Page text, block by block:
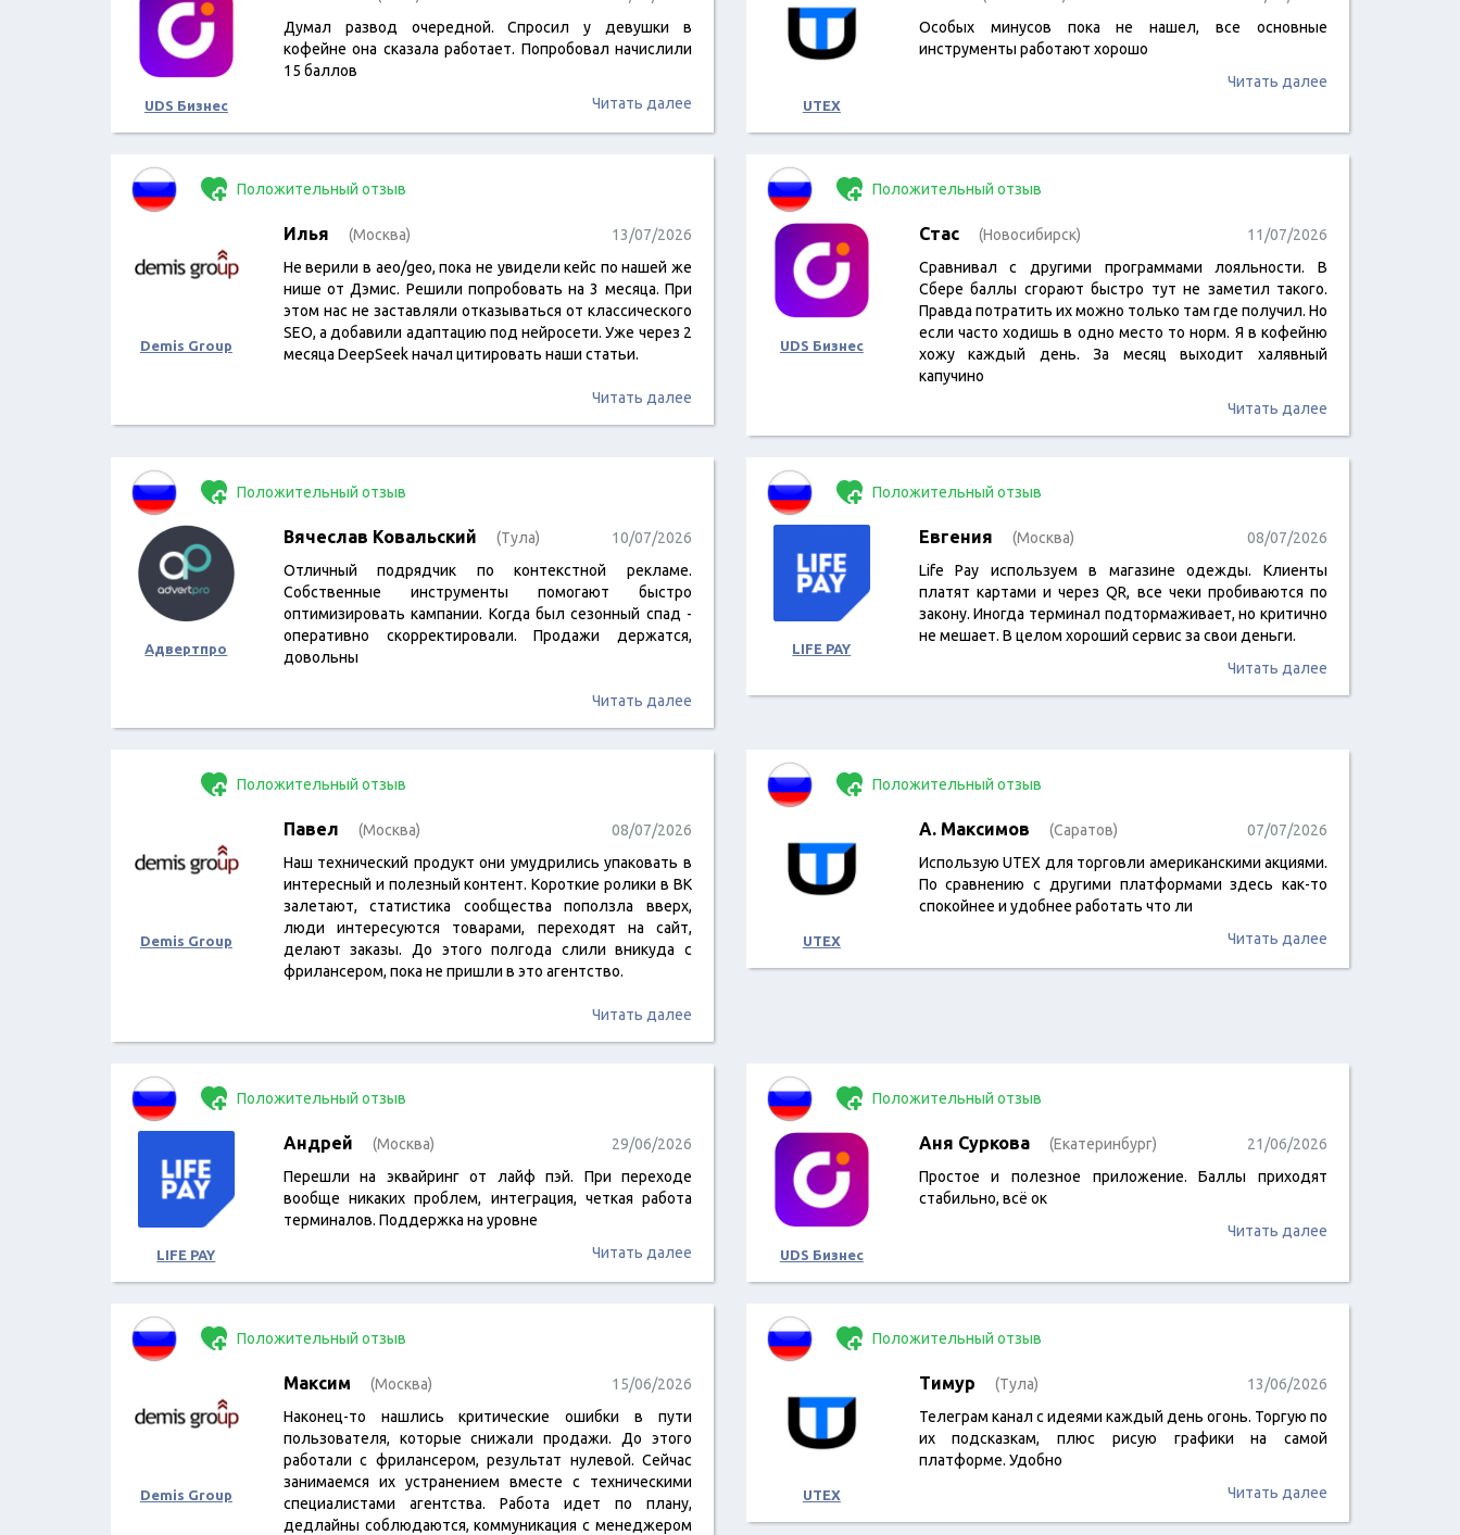
UDS Бизнес
Думал развод очередной. Спросил у девушки в
кофейне она сказала работает. Попробовал начислили
15 баллов
Читать далее
UTEX
Особых минусов пока не нашел, все основные
инструменты работают хорошо
Читать далее
Положительный отзыв
Demis Group
Илья (Москва)
13/07/2026
Не верили в aeo/geo, пока не увидели кейс по нашей же
нише от Дэмис. Решили попробовать на 3 месяца. При
этом нас не заставляли отказываться от классического
SEO, а добавили адаптацию под нейросети. Уже через 2
месяца DeepSeek начал цитировать наши статьи.
Читать далее
Положительный отзыв
UDS Бизнес
Стас (Новосибирск)
11/07/2026
Сравнивал с другими программами лояльности. В
Сбере баллы сгорают быстро тут не заметил такого.
Правда потратить их можно только там где получил. Но
если часто ходишь в одно место то норм. Я в кофейню
хожу каждый день. За месяц выходит халявный
капучино
Читать далее
Положительный отзыв
Адвертпро
Вячеслав Ковальский (Тула)
10/07/2026
Отличный подрядчик по контекстной рекламе.
Собственные инструменты помогают быстро
оптимизировать кампании. Когда был сезонный спад -
оперативно скорректировали. Продажи держатся,
довольны
Читать далее
Положительный отзыв
LIFE PAY
Евгения (Москва)
08/07/2026
Life Pay используем в магазине одежды. Клиенты
платят картами и через QR, все чеки пробиваются по
закону. Иногда терминал подтормаживает, но критично
не мешает. В целом хороший сервис за свои деньги.
Читать далее
Положительный отзыв
Demis Group
Павел (Москва)
08/07/2026
Наш технический продукт они умудрились упаковать в
интересный и полезный контент. Короткие ролики в ВК
залетают, статистика сообщества поползла вверх,
люди интересуются товарами, переходят на сайт,
делают заказы. До этого полгода слили вникуда с
фрилансером, пока не пришли в это агентство.
Читать далее
Положительный отзыв
UTEX
А. Максимов (Саратов)
07/07/2026
Использую UTEX для торговли американскими акциями.
По сравнению с другими платформами здесь как-то
спокойнее и удобнее работать что ли
Читать далее
Положительный отзыв
LIFE PAY
Андрей (Москва)
29/06/2026
Перешли на эквайринг от лайф пэй. При переходе
вообще никаких проблем, интеграция, четкая работа
терминалов. Поддержка на уровне
Читать далее
Положительный отзыв
UDS Бизнес
Аня Суркова (Екатеринбург)
21/06/2026
Простое и полезное приложение. Баллы приходят
стабильно, всё ок
Читать далее
Положительный отзыв
Demis Group
Максим (Москва)
15/06/2026
Наконец-то нашлись критические ошибки в пути
пользователя, которые снижали продажи. До этого
работали с фрилансером, результат нулевой. Сейчас
занимаемся их устранением вместе с техническими
специалистами агентства. Работа идет по плану,
дедлайны соблюдаются, коммуникация с менеджером
Положительный отзыв
UTEX
Тимур (Тула)
13/06/2026
Телеграм канал с идеями каждый день огонь. Торгую по
их подсказкам, плюс рисую графики на самой
платформе. Удобно
Читать далее